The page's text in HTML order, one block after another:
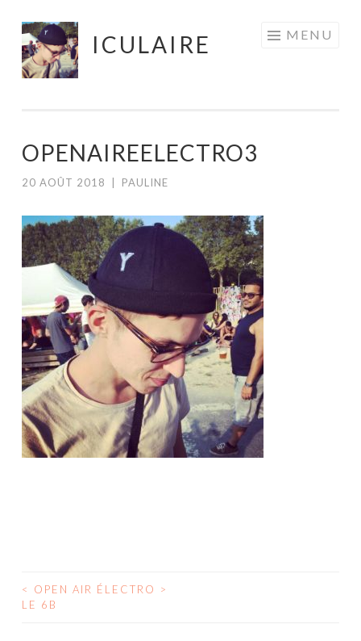
Aller
au
contenu
ICULAIRE MENU
OPENAIREELECTRO3
20 AOÛT 2018 PAULINE
NAVIGATION
<
OPEN AIR ÉLECTRO >
LE 6B